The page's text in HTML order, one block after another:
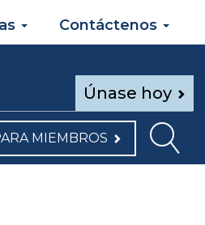
Contáctenos
Únase hoy
MIEMBROS